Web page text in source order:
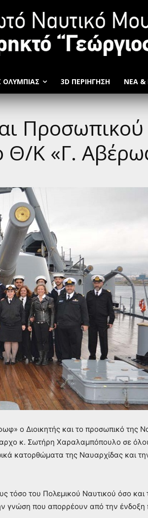
ΟΛΥΜΠΙΆΣ 3D ΠΕΡΙΗΓΗΣΗ ΝΕΑ &
Θ/Κ «Γ.
ο Διοικητής και το προσωπικό της
κ. Σωτήρη Χαραλαμπόπουλο σε
κατορθώματα της Ναυαρχίδας και
τόσο του Πολεμικού Ναυτικού όσο
γνώση που απορρέουν από την